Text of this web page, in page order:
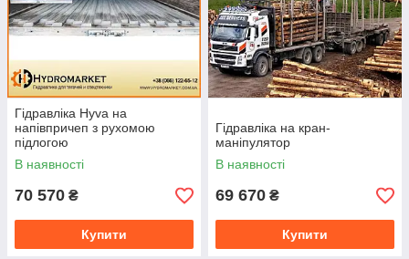
Гідравліка Hyva на
напівпричеп з рухомою
підлогою
В наявності
70 570 ₴
Купити
Гідравліка на кран-
маніпулятор
В наявності
69 670 ₴
Купити